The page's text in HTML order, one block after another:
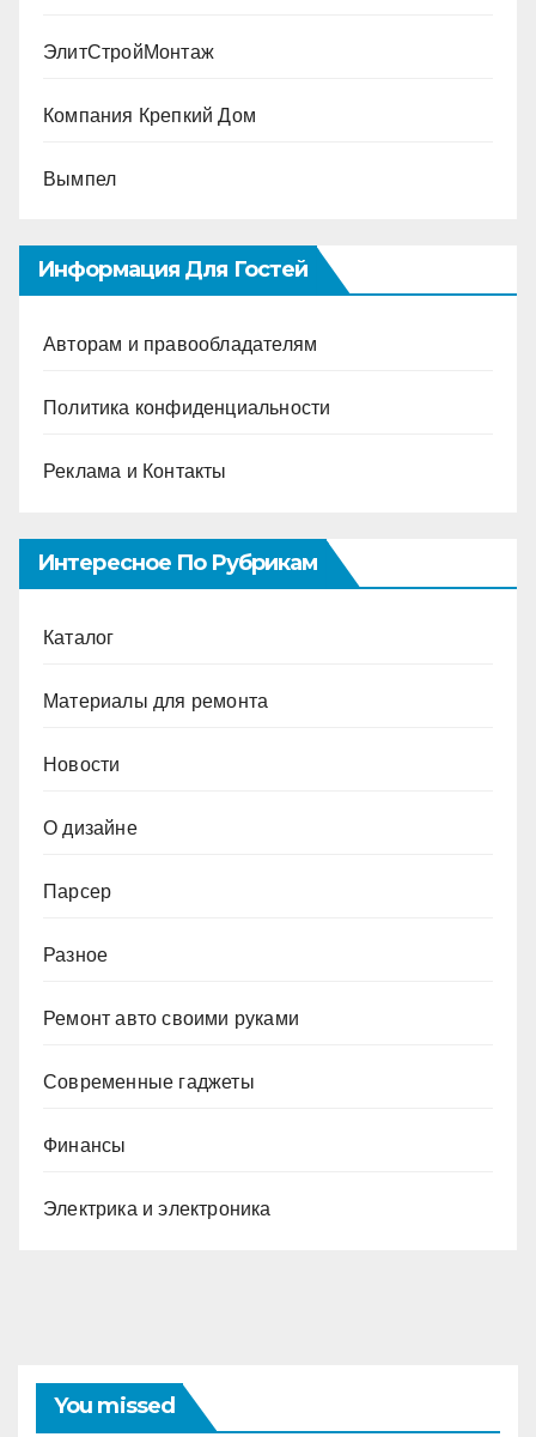
ЭлитСтройМонтаж
Компания Крепкий Дом
Вымпел
Информация Для Гостей
Авторам и правообладателям
Политика конфиденциальности
Реклама и Контакты
Интересное По Рубрикам
Каталог
Материалы для ремонта
Новости
О дизайне
Парсер
Разное
Ремонт авто своими руками
Современные гаджеты
Финансы
Электрика и электроника
You missed